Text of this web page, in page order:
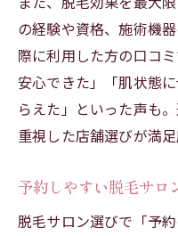
の経験や資格、施術機
際に利用した方の口コ
安心できた」「肌状態
らえた」といった声も
重視した店舗選びが満
予約しやすい脱毛サロ
脱毛サロン選びで「予